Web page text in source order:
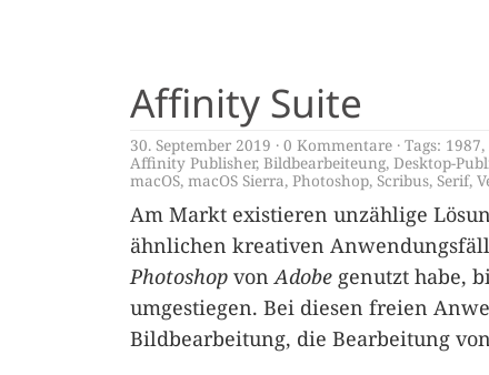
Affinity Suite
30. September 2019 0 Kommentare Tags: 1987,
Affinity Publisher, Bildbearbeiteung, Desktop-
macOS, macOS Sierra, Photoshop, Scribus, Serif,
Am Markt existieren unzählige
ähnlichen kreativen
Photoshop vonAdobe genutzt habe,
umgestiegen. Bei diesen freien
Bildbearbeitung, die Bearbeitung